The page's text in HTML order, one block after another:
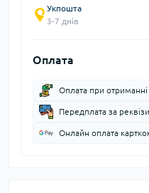
Укпошта
3-7 днів
Оплата
Оплата при отриманні
Передплата за
Онлайн оплата